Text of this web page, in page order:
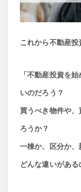
会計学
経済学
これから不動産
「不動産投資を
いのだろう？
買うべき物件や
ろうか？
一棟か、区分か
どんな違いがある